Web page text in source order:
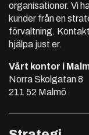
organisationer. Vi
kunder från en
förvaltning.
hjälpa just er.
Vårt kontor i
Norra Skolgatan 8
211 52 Malmö